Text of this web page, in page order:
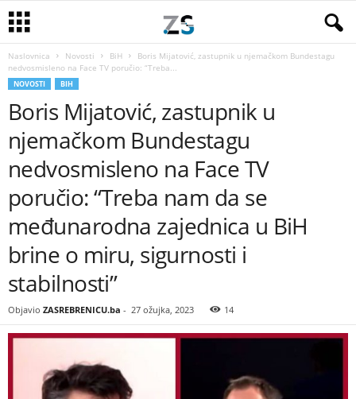
Naslovnica Novosti BiH
Boris Mijatović, zastupnik u njemačkom Bundestagu
nedvosmisleno na Face TV poručio: “Treba...
NOVOSTI BIH
Boris Mijatović, zastupnik u
njemačkom Bundestagu
nedvosmisleno na Face TV
poručio: “Treba nam da se
međunarodna zajednica u BiH
brine o miru, sigurnosti i
stabilnosti”
Objavio ZASREBRENICU.ba - 27 ožujka, 2023 14